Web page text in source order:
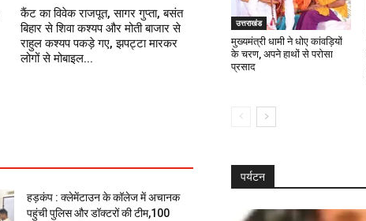
कैंट का विवेक राजपूत, सागर गुप्ता, बसंत
बिहार से शिवा कश्यप और मोती बाजार से
राहुल कश्यप पकड़े गए, झपट्टा मारकर
लोगों से मोबाइल...
हड़कंप : क्लेमेंटाउन के कॉलेज में अचानक
पहुंची पुलिस और डॉक्टरों की टीम,100
उत्तराखंड
मुख्यमंत्री धामी ने धोए कांवड़ियों
के चरण, अपने हाथों से परोसा
प्रसाद
पर्यटन